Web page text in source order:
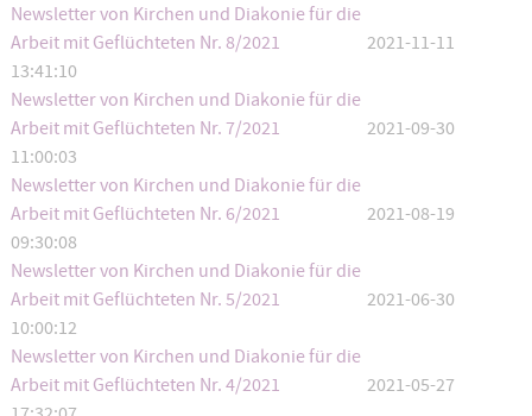
Newsletter von Kirchen und Diakonie für die
Arbeit mit Geflüchteten Nr. 8/2021
2021-11-11
13:41:10
Newsletter von Kirchen und Diakonie für die
Arbeit mit Geflüchteten Nr. 7/2021
2021-09-30
11:00:03
Newsletter von Kirchen und Diakonie für die
Arbeit mit Geflüchteten Nr. 6/2021
2021-08-19
09:30:08
Newsletter von Kirchen und Diakonie für die
Arbeit mit Geflüchteten Nr. 5/2021
2021-06-30
10:00:12
Newsletter von Kirchen und Diakonie für die
Arbeit mit Geflüchteten Nr. 4/2021
2021-05-27